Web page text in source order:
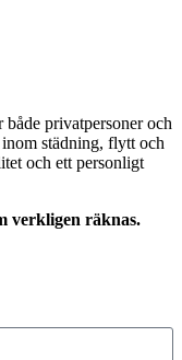
privatpersoner och
städning, flytt och
och ett personligt
verkligen räknas.